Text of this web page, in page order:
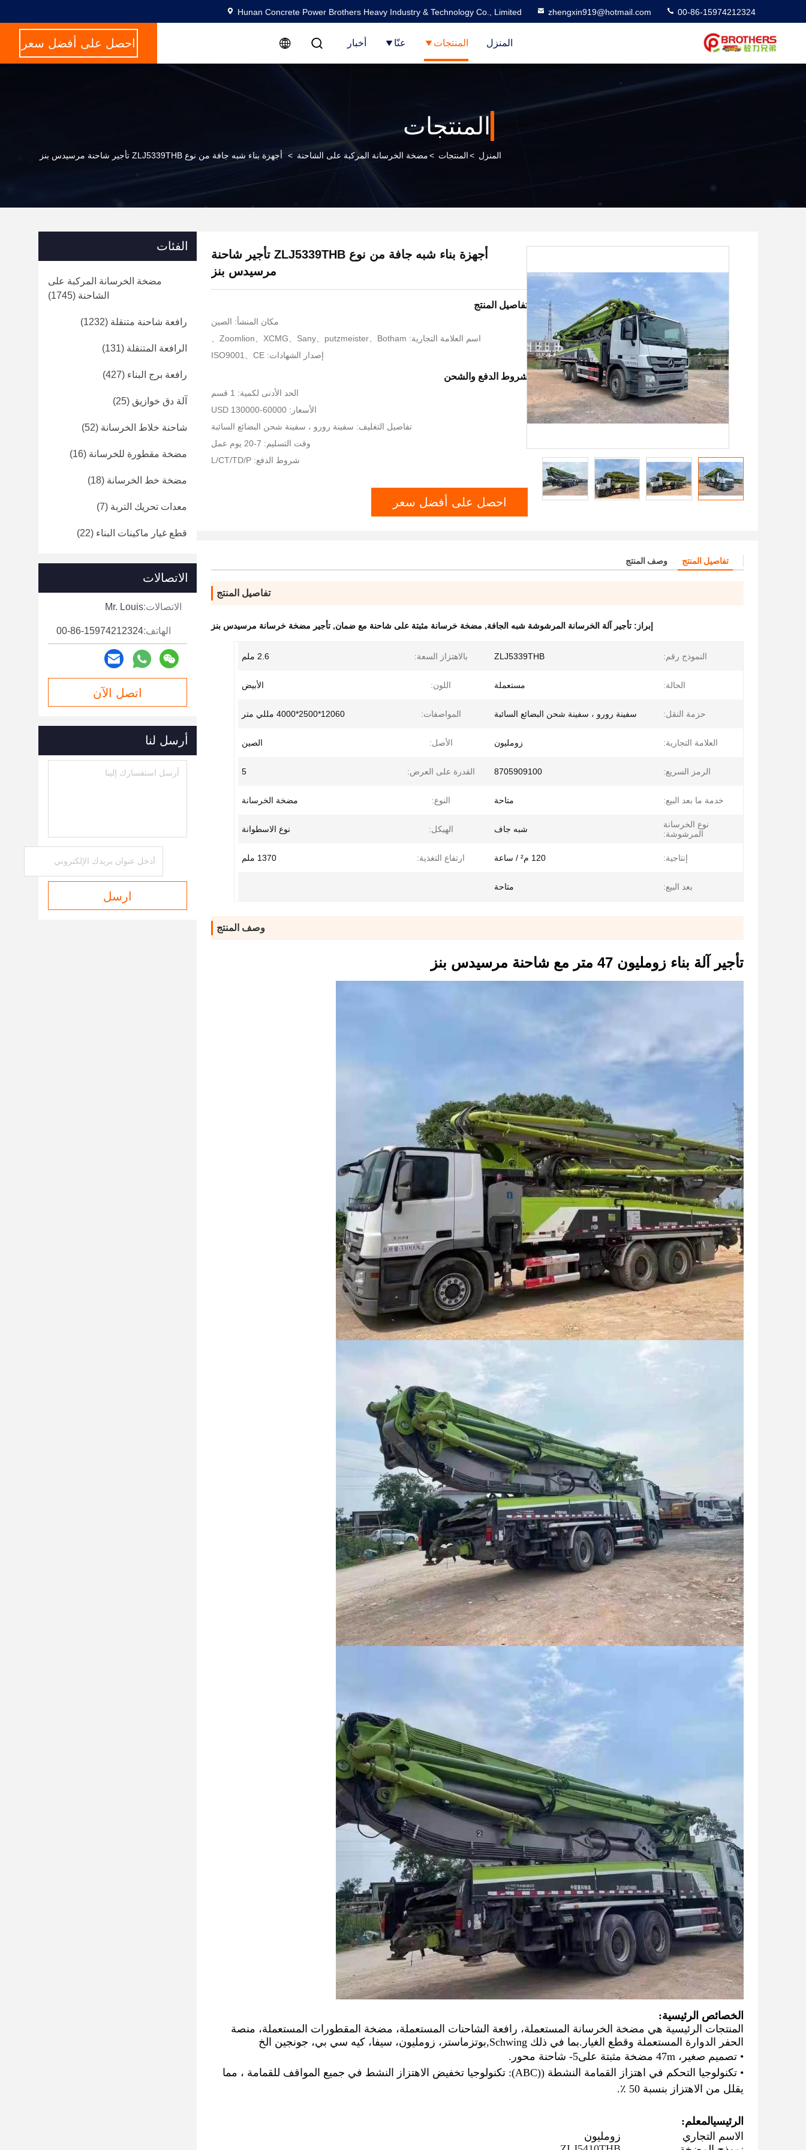
Hunan Concrete Power Brothers Heavy Industry & Technology Co., Limited zhengxin919@hotmail.com 00-86-15974212324
المنزل المنتجات عنّا أخبار احصل على أفضل سعر
المنتجات
المنزل >المنتجات >مضخة الخرسانة المركبة على الشاحنة > أجهزة بناء شبه جافة من نوع ZLJ5339THB تأجير شاحنة مرسيدس بنز
أجهزة بناء شبه جافة من نوع ZLJ5339THB تأجير شاحنة
مرسيدس بنز
تفاصيل المنتج
مكان المنشأ: الصين
اسم العلامة التجارية: Zoomlion、XCMG、Sany、putzmeister、Botham、
إصدار الشهادات: ISO9001、CE
شروط الدفع والشحن
الحد الأدنى لكمية: 1 قسم
الأسعار: 60000-130000 USD
تفاصيل التغليف: سفينة رورو ، سفينة شحن البضائع السائبة
وقت التسليم: 7-20 يوم عمل
شروط الدفع: L/CT/TD/P
احصل على أفضل سعر
تفاصيل المنتج وصف المنتج
تفاصيل المنتج
إبراز: تأجير آلة الخرسانة المرشوشة شبه الجافة, مضخة خرسانة مثبتة على شاحنة مع ضمان, تأجير مضخة خرسانة مرسيدس بنز
النموذج رقم: ZLJ5339THB بالاهتزاز السعة: 2.6 ملم
الحالة: مستعملة اللون: الأبيض
حزمة النقل: سفينة رورو ، سفينة شحن البضائع السائبة المواصفات: 12060*2500*4000 مللي متر
العلامة التجارية: زومليون الأصل: الصين
الرمز السريع: 8705909100 القدرة على العرض: 5
خدمة ما بعد البيع: متاحة النوع: مضخة الخرسانة
نوع الخرسانة
المرشوشة:
شبه جاف الهيكل: نوع الاسطوانة
إنتاجية: 120 م² / ساعة ارتفاع التغذية: 1370 ملم
بعد البيع: متاحة
وصف المنتج
تأجير آلة بناء زومليون 47 متر مع شاحنة مرسيدس بنز
الخصائص الرئيسية:
المنتجات الرئيسية هي مضخة الخرسانة المستعملة، رافعة الشاحنات المستعملة، مضخة المقطورات المستعملة، منصة
الحفر الدوارة المستعملة وقطع الغيار.بما في ذلك Schwing ,بوتزماستر، زومليون، سيفا، كيه سي بي، جونجين الخ
• تصميم صغير، 47 m مضخة مثبتة على 5- شاحنة محور.
• تكنولوجيا التحكم في اهتزاز القمامة النشطة ((ABC): تكنولوجيا تخفيض الاهتزاز النشط في جميع المواقف للقمامة ، مما
يقلل من الاهتزاز بنسبة 50 ٪.
الرئيسيالمعلم:
الاسم التجاري
زومليون
الفئات
مضخة الخرسانة المركبة على
الشاحنة (1745)
رافعة شاحنة متنقلة (1232)
الرافعة المتنقلة (131)
رافعة برج البناء (427)
آلة دق خوازيق (25)
شاحنة خلاط الخرسانة (52)
مضخة مقطورة للخرسانة (16)
مضخة خط الخرسانة (18)
معدات تحريك التربة (7)
قطع غيار ماكينات البناء (22)
الاتصالات
الاتصالات:Mr. Louis
الهاتف:00-86-15974212324
اتصل الآن
أرسل لنا
ارسل